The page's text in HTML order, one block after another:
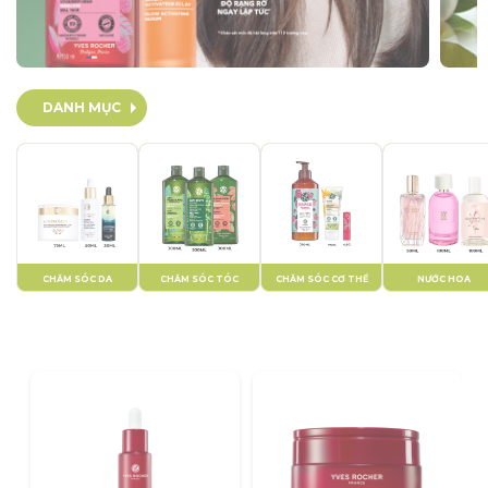
DANH MỤC
CHĂM SÓC DA CHĂM SÓC TÓC CHĂM SÓC CƠ THỂ NƯỚC HOA